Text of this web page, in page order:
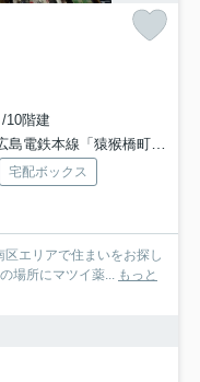
10階建
島電鉄本線「猿猴橋町」駅 徒歩8分
宅配ボックス
エリアで住まいをお探し
場所にマツイ薬... もっと